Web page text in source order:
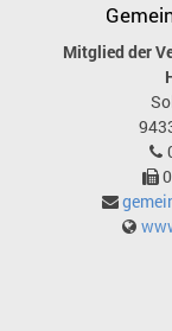
Mitglied der